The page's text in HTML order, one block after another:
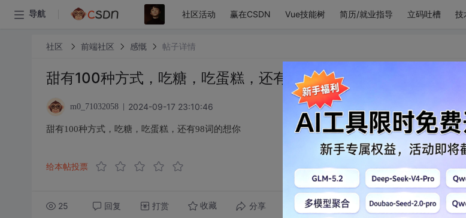
导航 社区活动 赢在CSDN Vue技能树 简历/就业指导 立码吐槽 技
社区 前端社区 感慨 帖子详情
甜有100种方式，吃糖，吃蛋糕，还有98词的想你
m0_71032058 2024-09-17 23:10:46
甜有100种方式，吃糖，吃蛋糕，还有98词的想你
给本帖投票
25 回复 打赏 收藏 分享 转发到动态 举报